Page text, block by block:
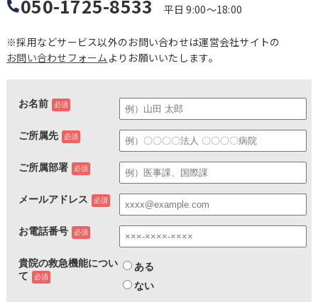
050-1725-8533 平日 9:00～18:00
※採用などサービス以外のお問い合わせは運営会社サイトの
お問い合わせフォーム よりお願いいたします。